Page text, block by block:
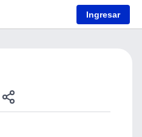
Ingresar